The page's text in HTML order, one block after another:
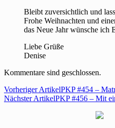
Bleibt zuversichtlich und
Frohe Weihnachten und
das Neue Jahr wünsche ich
Liebe Grüße
Denise
Kommentare sind geschlossen.
Vorheriger ArtikelPKP #454 –
Nächster ArtikelPKP #456 – Mit